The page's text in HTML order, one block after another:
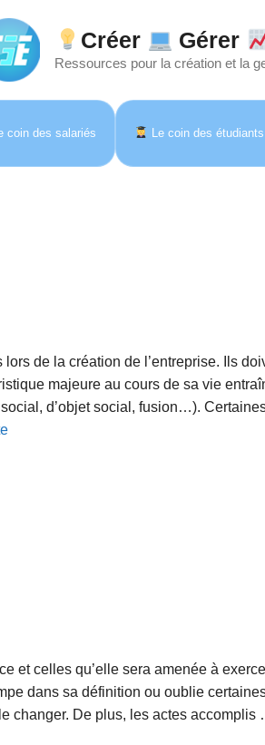
Créer Gérer
Ressources pour la création et la
coin des salariés Le coin des étudiants
de la création de l’entreprise. Ils
majeure au cours de sa vie
d’objet social, fusion…).
et celles qu’elle sera amenée à
dans sa définition ou oublie
changer. De plus, les actes accomplis